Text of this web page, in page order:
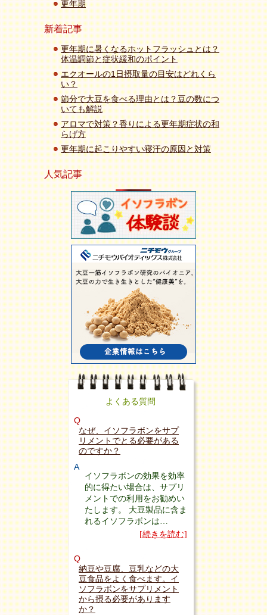
更年期
新着記事
更年期に暑くなるホットフラッシュとは？
体温調節と症状緩和のポイント
エクオールの1日摂取量の目安はどれくら
い？
節分で大豆を食べる理由とは？豆の数につ
いても解説
アロマで対策？香りによる更年期症状の和
らげ方
更年期に起こりやすい寝汗の原因と対策
人気記事
よくある質問
Q
なぜ、イソフラボンをサプ
リメントでとる必要がある
のですか？
A
イソフラボンの効果を効率
的に得たい場合は、サプリ
メントでの利用をお勧めい
たします。 大豆製品に含ま
れるイソフラボンは…
[続きを読む]
Q
納豆や豆腐、豆乳などの大
豆食品をよく食べます。イ
ソフラボンをサプリメント
から摂る必要があります
か？